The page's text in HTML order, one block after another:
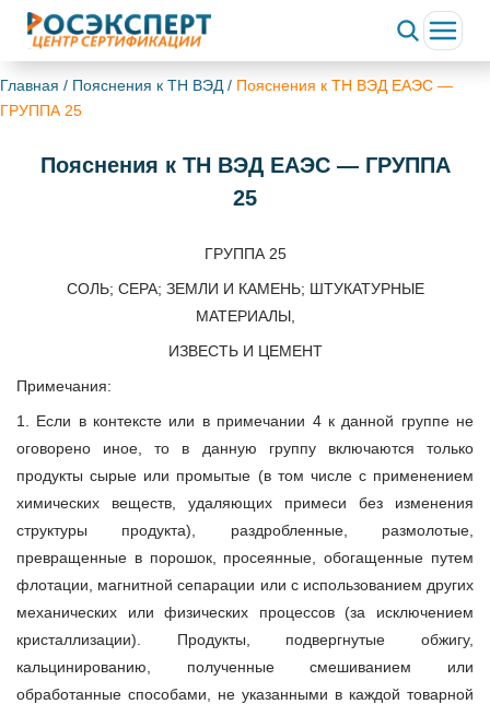
Главная / Пояснения к ТН ВЭД / Пояснения к ТН ВЭД ЕАЭС —
ГРУППА 25
Пояснения к ТН ВЭД ЕАЭС — ГРУППА
25
ГРУППА 25
СОЛЬ; СЕРА; ЗЕМЛИ И КАМЕНЬ; ШТУКАТУРНЫЕ
МАТЕРИАЛЫ,
ИЗВЕСТЬ И ЦЕМЕНТ
Примечания:
1. Если в контексте или в примечании 4 к данной группе не
оговорено иное, то в данную группу включаются только
продукты сырые или промытые (в том числе с применением
химических веществ, удаляющих примеси без изменения
структуры продукта), раздробленные, размолотые,
превращенные в порошок, просеянные, обогащенные путем
флотации, магнитной сепарации или с использованием других
механических или физических процессов (за исключением
кристаллизации). Продукты, подвергнутые обжигу,
кальцинированию, полученные смешиванием или
обработанные способами, не указанными в каждой товарной